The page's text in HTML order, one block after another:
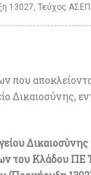
13027, Τεύχος
που
Δικαιοσύνης,
Δικαιοσύνης
του Κλάδου ΠΕ